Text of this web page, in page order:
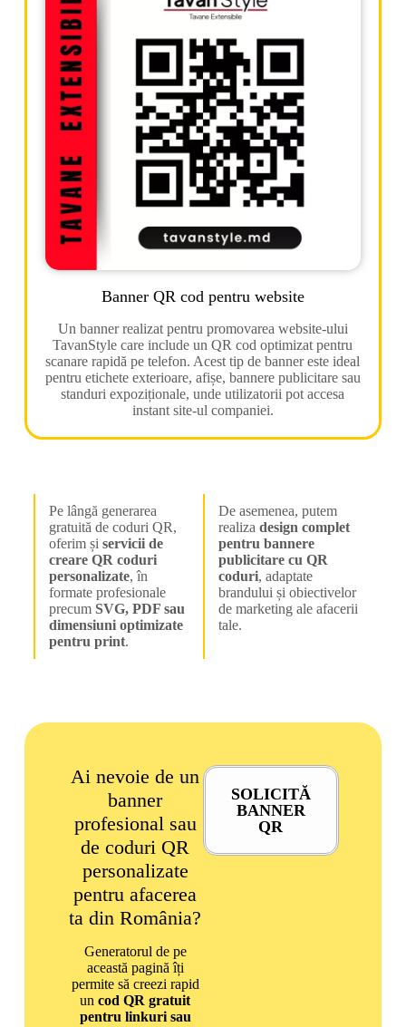
Banner QR cod pentru website
Un banner realizat pentru promovarea website-ului
TavanStyle care include un QR cod optimizat pentru
scanare rapidă pe telefon. Acest tip de banner este ideal
pentru etichete exterioare, afișe, bannere publicitare sau
standuri expoziționale, unde utilizatorii pot accesa
instant site-ul companiei.
Pe lângă generarea
gratuită de coduri QR,
oferim și servicii de
creare QR coduri
personalizate, în
formate profesionale
precum SVG, PDF sau
dimensiuni optimizate
pentru print.
De asemenea, putem
realiza design complet
pentru bannere
publicitare cu QR
coduri, adaptate
brandului și obiectivelor
de marketing ale afacerii
tale.
Ai nevoie de un
banner
profesional sau
de coduri QR
personalizate
pentru afacerea
ta din România?
Generatorul de pe
această pagină îți
permite să creezi rapid
uncod QR gratuit
pentru linkuri sau
SOLICITĂ
BANNER
QR